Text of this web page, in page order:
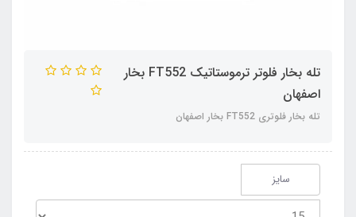
تله بخار فلوتر ترموستاتیک FT552 بخار
اصفهان
تله بخار فلوتری FT552 بخار اصفهان
سایز